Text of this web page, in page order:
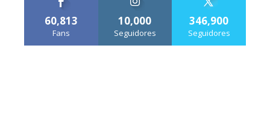
60,813
Fans
10,000
Seguidores
346,900
Seguidores